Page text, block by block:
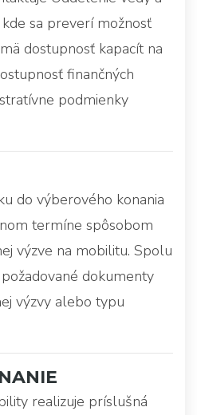
kde sa preverí možnosť
dostupnosť kapacít na
finančných
podmienky
do výberového konania
termíne spôsobom
výzve na mobilitu. Spolu
dokumenty
výzvy alebo typu
realizuje príslušná